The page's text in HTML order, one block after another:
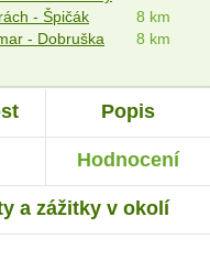
- Špičák
8 km
- Dobruška
8 km
Popis
Hodnocení
a zážitky v okolí